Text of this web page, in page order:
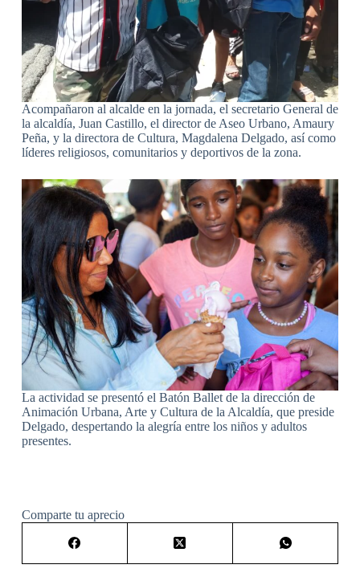
Acompañaron al alcalde en la jornada, el secretario General de
la alcaldía, Juan Castillo, el director de Aseo Urbano, Amaury
Peña, y la directora de Cultura, Magdalena Delgado, así como
líderes religiosos, comunitarios y deportivos de la zona.
La actividad se presentó el Batón Ballet de la dirección de
Animación Urbana, Arte y Cultura de la Alcaldía, que preside
Delgado, despertando la alegría entre los niños y adultos
presentes.
Comparte tu aprecio